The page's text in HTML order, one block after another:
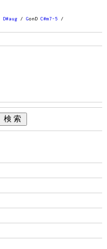
D#aug / GonD C#m7-5 /